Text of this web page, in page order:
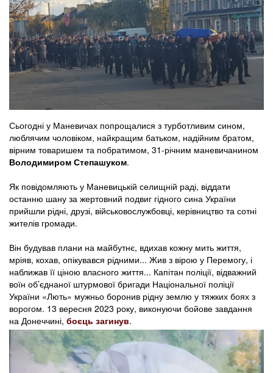
Сьогодні у Маневичах попрощалися з турботливим сином,
люблячим чоловіком, найкращим батьком, надійним братом,
вірним товаришем та побратимом, 31-річним маневичанином
Володимиром Степашуком.
Як повідомляють у Маневицькій селищній раді, віддати
останню шану за жертовний подвиг гідного сина України
прийшли рідні, друзі, військовослужбовці, керівництво та сотні
жителів громади.
Він будував плани на майбутнє, вдихав кожну мить життя,
мріяв, кохав, опікувався рідними... Жив з вірою у Перемогу, і
наближав її ціною власного життя... Капітан поліції, відважний
воїн об’єднаної штурмової бригади Національної поліції
України «Лють» мужньо боронив рідну землю у тяжких боях з
ворогом. 13 вересня 2023 року, виконуючи бойове завдання
на Донеччині, боєць загинув.